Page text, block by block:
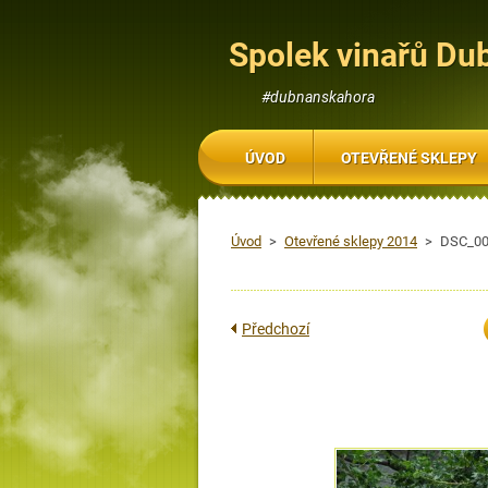
Spolek vinařů
#dubnanskahora
Úvod > Otevřené sklepy 2014 >
Předchozí
ÚVOD OTEVŘENÉ SKLEPY